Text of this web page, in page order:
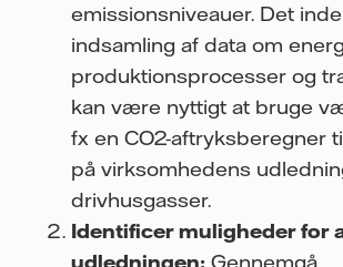
emissionsniveauer. Det
indsamling af data om
produktionsprocesser og
kan være nyttigt at bruge
fx en CO2-aftryksberegner
på virksomhedens
drivhusgasser.
Identificer muligheder for
udledningen: Gennemgå